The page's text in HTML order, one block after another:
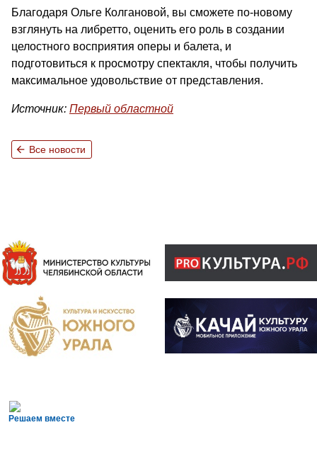
Благодаря Ольге Колгановой, вы сможете по-новому
взглянуть на либретто, оценить его роль в создании
целостного восприятия оперы и балета, и
подготовиться к просмотру спектакля, чтобы получить
максимальное удовольствие от представления.
Источник: Первый областной
arrow_back Все новости
Решаем вместе